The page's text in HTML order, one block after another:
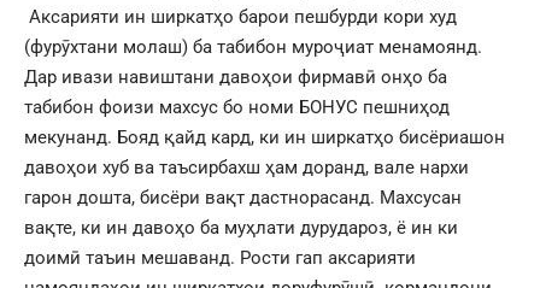
Аксарияти ин ширкатҳо барои пешбурди кори худ
(фурӯхтани молаш) ба табибон муроҷиат менамоянд.
Дар ивази навиштани давоҳои фирмавӣ онҳо ба
табибон фоизи махсус бо номи БОНУС пешниҳод
мекунанд. Бояд қайд кард, ки ин ширкатҳо бисёриашон
давоҳои хуб ва таъсирбахш ҳам доранд, вале нархи
гарон дошта, бисёри вақт дастнорасанд. Махсусан
вақте, ки ин давоҳо ба муҳлати дурудароз, ё ин ки
доимӣ таъин мешаванд. Рости гап аксарияти